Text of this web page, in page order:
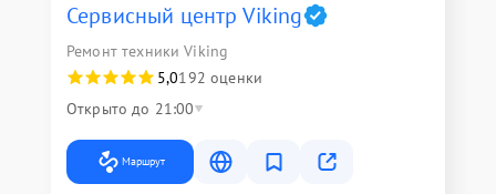
Сервисный центр Viking
Ремонт техники Viking
5,0192 оценки
Открыто до 21:00
Маршрут